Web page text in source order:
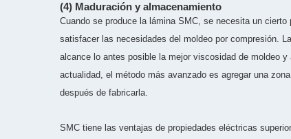
(4) Maduración y almacenamiento
Cuando se produce la lámina SMC, se necesita un
satisfacer las necesidades del moldeo por compresión.
alcance lo antes posible la mejor viscosidad de moldeo
actualidad, el método más avanzado es agregar una
después de fabricarla.
SMC tiene las ventajas de propiedades eléctricas